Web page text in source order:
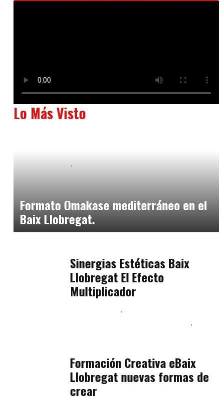
Lo Más Visto
Formato Omakase mediterráneo en el
Baix Llobregat.
Sinergias Estéticas Baix
Llobregat El Efecto
Multiplicador
Formación Creativa eBaix
Llobregat nuevas formas de
crear